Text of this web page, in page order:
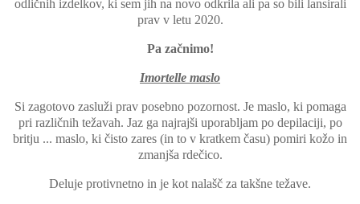
odličnih izdelkov, ki sem jih na novo odkrila ali pa so bili lansirali
prav v letu 2020.
Pa začnimo!
Imortelle maslo
Si zagotovo zasluži prav posebno pozornost. Je maslo, ki pomaga
pri različnih težavah. Jaz ga najrajši uporabljam po depilaciji, po
britju ... maslo, ki čisto zares (in to v kratkem času) pomiri kožo in
zmanjša rdečico.
Deluje protivnetno in je kot nalašč za takšne težave.